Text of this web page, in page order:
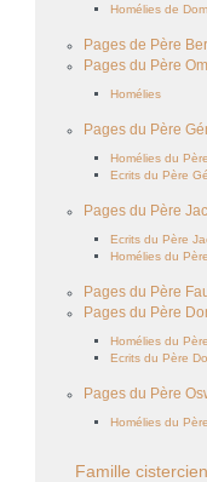
Homélies de
Pages de Père
Pages du Père
Homélies
Pages du Père
Homélies du
Ecrits du Père
Pages du Père
Ecrits du Père
Homélies du
Pages du Père
Pages du Père
Homélies du
Ecrits du Père
Pages du Père
Homélies du
Famille